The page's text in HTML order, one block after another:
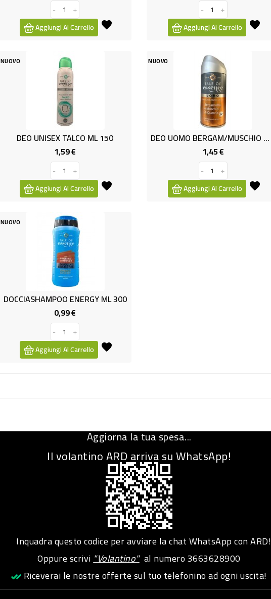
-
+
Aggiungi Al Carrello
-
+
Aggiungi Al Carrello
NUOVO
DEO UNISEX TALCO ML 150
1,59 €
-
+
Aggiungi Al Carrello
NUOVO
DEO UOMO BERGAM/MUSCHIO ML 150
1,45 €Prezzo
-
+
Aggiungi Al Carrello
NUOVO
DOCCIASHAMPOO ENERGY ML 300
0,99 €
-
+
Aggiungi Al Carrello
Aggiorna la tua spesa...
Il volantino ARD arriva su WhatsApp!
Inquadra questo codice per avviare la chat WhatsApp con ARD!
Oppure scrivi"Volantino"al numero3663628900
Riceverai le nostre offerte sul tuo telefonino ad ogni uscita!